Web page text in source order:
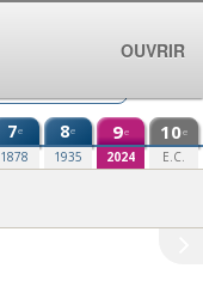
7e
1878
8e
1935
9e
2024
10e
E.C.
OUVRIR